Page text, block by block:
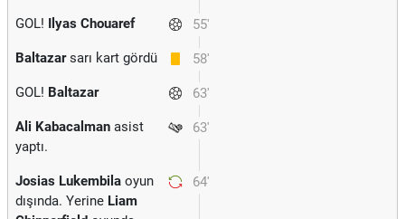
55'
GOL! Ilyas Chouaref
58'
Baltazarsarı kart gördü
63'
GOL! Baltazar
63'
Ali Kabacalman asist
yaptı.
64'
Josias Lukembila oyun
dışında. Yerine Liam